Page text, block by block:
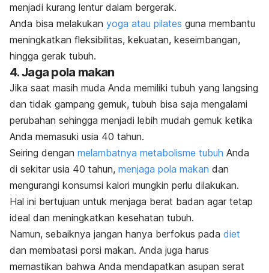
menjadi kurang lentur dalam bergerak.
Anda bisa melakukan yoga atau pilates guna membantu
meningkatkan fleksibilitas, kekuatan, keseimbangan,
hingga gerak tubuh.
4. Jaga pola makan
Jika saat masih muda Anda memiliki tubuh yang langsing
dan tidak gampang gemuk, tubuh bisa saja mengalami
perubahan sehingga menjadi lebih mudah gemuk ketika
Anda memasuki usia 40 tahun.
Seiring dengan melambatnya metabolisme tubuh Anda
di sekitar usia 40 tahun, menjaga pola makan dan
mengurangi konsumsi kalori mungkin perlu dilakukan.
Hal ini bertujuan untuk menjaga berat badan agar tetap
ideal dan meningkatkan kesehatan tubuh.
Namun, sebaiknya jangan hanya berfokus pada diet
dan membatasi porsi makan. Anda juga harus
memastikan bahwa Anda mendapatkan asupan serat